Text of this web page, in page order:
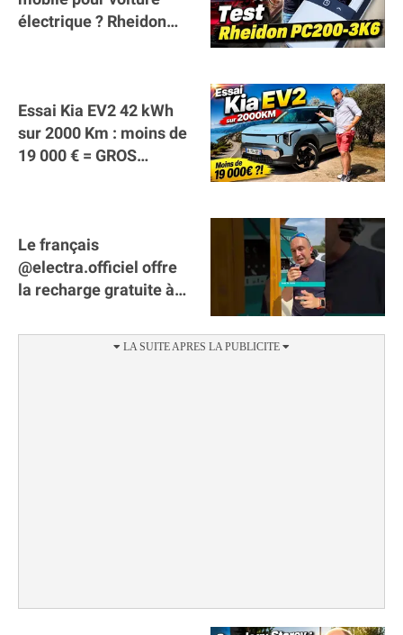
électrique ? Rheidon
Essai Kia EV2 42 kWh
sur 2000 Km : moins de
19 000 € = GROS
Le français
@electra.officiel offre
la recharge gratuite à
électriques de Gironde